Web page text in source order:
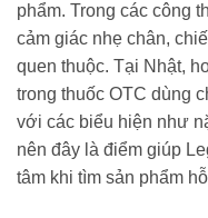
phẩm. Trong các công
cảm giác nhẹ chân,
quen thuộc. Tại Nhật,
trong thuốc OTC dùng
với các biểu hiện như
nên đây là điểm giúp
tâm khi tìm sản phẩm